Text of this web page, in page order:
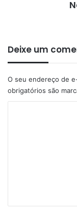
Deixe um
O seu endereço de
obrigatórios são